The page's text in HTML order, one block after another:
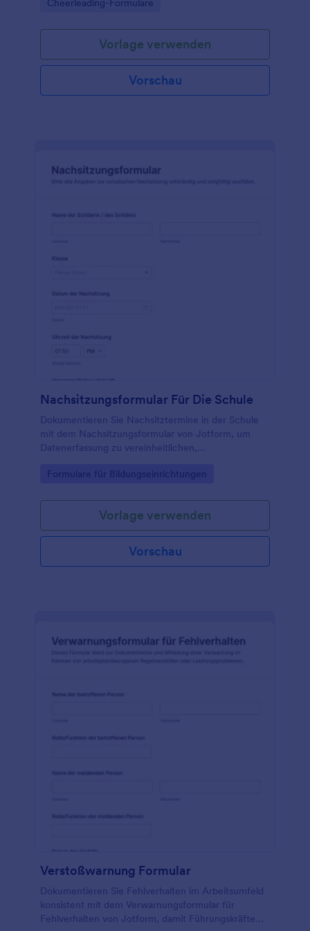
verlässliche Formularantworten in Jotform.
Cheerleading-Formulare
Vorlage verwenden
Vorschau
Nachsitzungsformular Für Die Schule
Dokumentieren Sie Nachsitztermine in der Schule
mit dem Nachsitzungsformular von Jotform, um
Datenerfassung zu vereinheitlichen,
Formularantworten zentral zu verwalten.
Go to Category:
Formulare für Bildungseinrichtungen
Vorlage verwenden
Vorschau
Verstoßwarnung Formular
Dokumentieren Sie Fehlverhalten im Arbeitsumfeld
konsistent mit dem Verwarnungsformular für
Fehlverhalten von Jotform, damit Führungskräfte